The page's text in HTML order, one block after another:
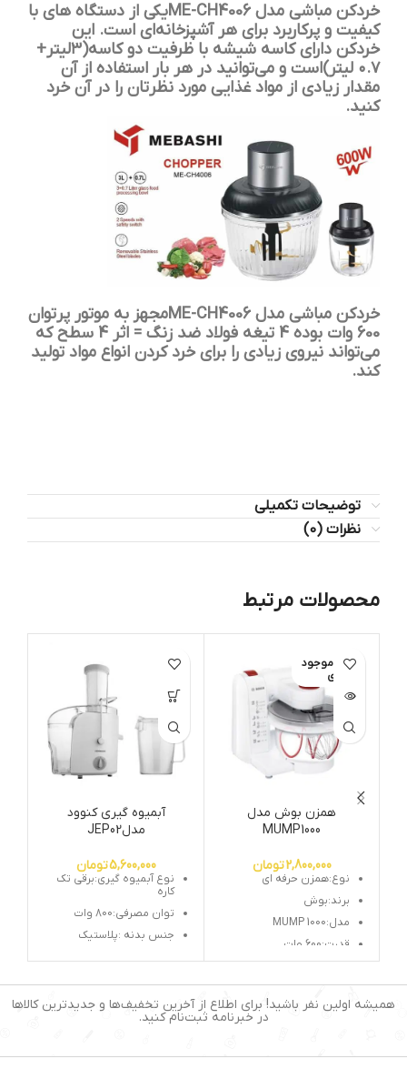
خردکن مباشی مدل ME-CH4006یکی از دستگاه های با
کیفیت و پرکاربرد برای هر آشپزخانه‌ای است. این
خردکن دارای کاسه شیشه با ظرفیت دو کاسه(۳لیتر+
۰.۷ لیتر)است و می‌توانید در هر بار استفاده از آن
مقدار زیادی از مواد غذایی مورد نظرتان را در آن خرد
کنید.
خردکن مباشی مدل ME-CH4006مجهز به موتور پرتوان
600 وات بوده 4 تیغه فولاد ضد زنگ = اثر 4 سطح که
می‌تواند نیروی زیادی را برای خرد کردن انواع مواد تولید
کند.
توضیحات تکمیلی
نظرات (0)
محصولات مرتبط
اتمام موجود
ی
همزن بوش مدل
MUMP1000
2,800,000تومان
نوع:همزن حرفه ای
برند:بوش
مدل:MUMP 1000
قدرت:600 وات
ظرفیت مخزن:3.9 لیتری
تنطیمات سرعت:4 سرعته
سیستم مخلوط کن سه
آبمیوه گیری کنوود
مدلJEP02
5,600,000تومان
نوع آبمیوه گیری:برقی تک
کاره
توان مصرفی:800 وات
جنس بدنه :پلاستیک
همیشه اولین نفر باشید! برای اطلاع از آخرین تخفیف‌ها و جدیدترین کالاها
در خبرنامه ثبت‌نام کنید.